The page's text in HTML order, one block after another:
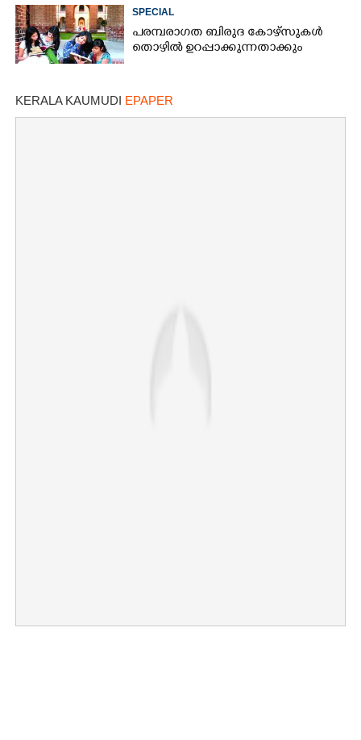
SPECIAL
പരമ്പരാഗത ബിരുദ കോഴ്സുകൾ
തൊഴിൽ ഉറപ്പാക്കുന്നതാക്കും
KERALA KAUMUDI EPAPER